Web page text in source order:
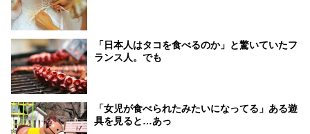
「日本人はタコを食べるのか」と驚いていたフ
ランス人。でも
「女児が食べられたみたいになってる」ある遊
具を見ると…あっ